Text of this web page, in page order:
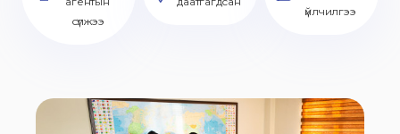
сүлжээ
үйлчилгээ